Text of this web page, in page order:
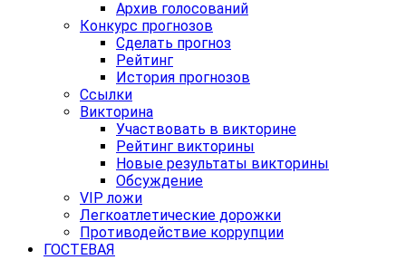
Архив голосований
Конкурс прогнозов
Сделать прогноз
Рейтинг
История прогнозов
Ссылки
Викторина
Участвовать в викторине
Рейтинг викторины
Новые результаты викторины
Обсуждение
VIP ложи
Легкоатлетические дорожки
Противодействие коррупции
ГОСТЕВАЯ